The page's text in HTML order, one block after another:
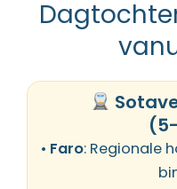
• Faro: Regionale